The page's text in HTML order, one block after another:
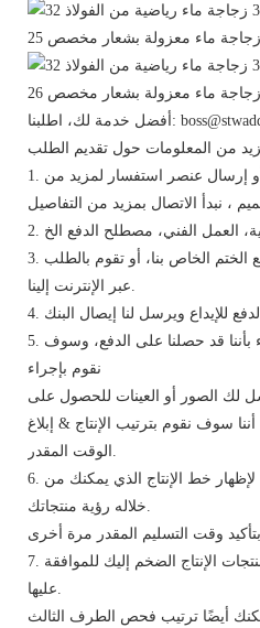
أفضل خدمة لك، اطلبنا: boss@stwadd.comتحقق أدناه للحصول على
1. الاستفسار-اقتباس احترافي ، أو إرسال عنصر استفسار لمزيد من
3. ترسل مبيعاتنا الفاتورة الأولية مع الختم الخاص بنا، أو تقوم بالطلب
عبر الإنترنت إلينا.
5. مرحلة الإنتاج الأولية - أبلغ العملاء بأننا قد حصلنا على الدفع، وسوف
نقوم بإجراء
لك الصور أو العينات للحصول على
سوف نقوم بترتيب الإنتاج & إبلاغ
الوقت المقدر.
6. الإنتاج الأوسط - أرسل صورًا لإظهار خط الإنتاج الذي يمكنك من
خلاله رؤية منتجاتك.
7. سيتم إرسال صور وعينات منتجات الإنتاج الضخم إليك للموافقة
عليها.